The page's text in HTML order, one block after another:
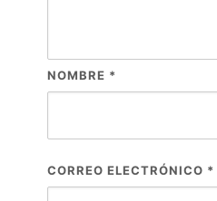
NOMBRE *
CORREO ELECTRÓNICO *